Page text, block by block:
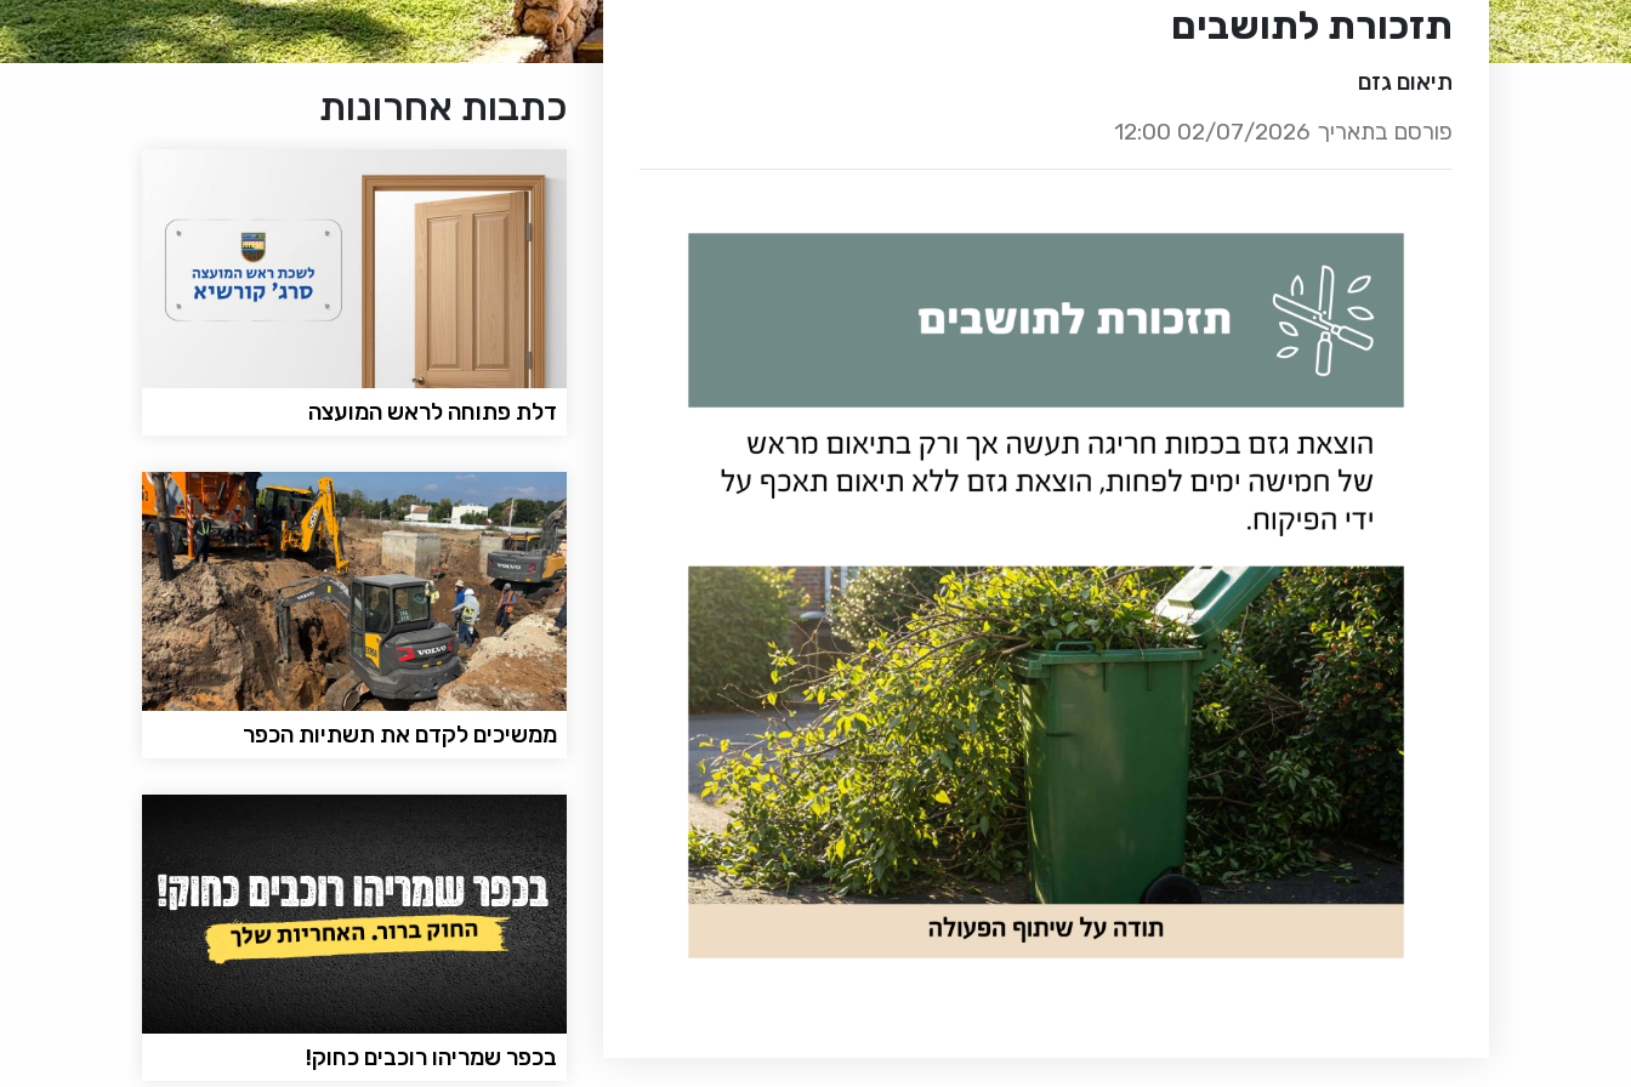
תזכורת לתושבים
תיאום גזם
פורסם בתאריך 02/07/2026 12:00
כתבות אחרונות
דלת פתוחה לראש המועצה
ממשיכים לקדם את תשתיות הכפר
בכפר שמריהו רוכבים כחוק!